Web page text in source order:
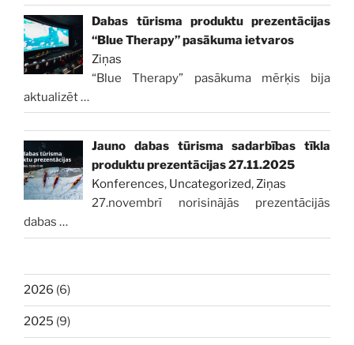
Dabas tūrisma produktu prezentācijas
“Blue Therapy” pasākuma ietvaros
Ziņas
“Blue Therapy” pasākuma mērķis bija
aktualizēt…
Jauno dabas tūrisma sadarbības tīkla
produktu prezentācijas 27.11.2025
Konferences, Uncategorized,Ziņas
27.novembrī norisinājās prezentācijās
dabas …
2026 (6)
2025 (9)